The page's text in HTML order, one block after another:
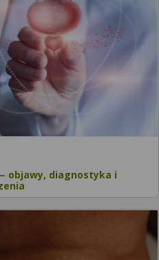
objawy, diagnostyka i